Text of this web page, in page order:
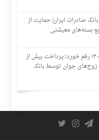
نفری بانک صادرات ایران| حمایت از
بسته‌های معیشتی
در چهار ماه نخست ۱۴۰۵ رقم خورد؛ پرداخت بیش از
زوج‌های جوان توسط بانک